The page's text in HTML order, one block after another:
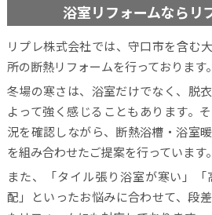
浴室リフォームならリ
リプレ株式会社では、守口市を含む
所の断熱リフォームを行っております。
冬場の寒さは、浴室だけでなく、脱
よって強く感じることもあります。
況を確認しながら、断熱浴槽・浴室
を組み合わせたご提案を行っています。
また、「タイル張り浴室が寒い」
配」といったお悩みに合わせて、段